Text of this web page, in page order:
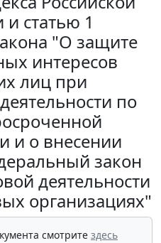
статью 1
"О защите
интересов
лиц при
по
и о внесении
закон
деятельности
организациях"
смотрите здесь